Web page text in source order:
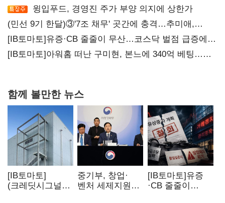
윙입푸드, 경영진 주가 부양 의지에 상한가
(민선 9기 한달)③'7조 채무' 곳간에 충격…추미애,
20년만에 '비상재정' 선언 승부수
[IB토마토]유증·CB 줄줄이 무산…코스닥 벌점 급증에
상폐 압박
[IB토마토]아워홈 떠난 구미현, 본느에 340억 베팅…
함께 볼만한 뉴스
[IB토마토]
(크레딧시그널)
중기부, 창업·
벤처 세제지원
[IB토마토]유증
·CB 줄줄이